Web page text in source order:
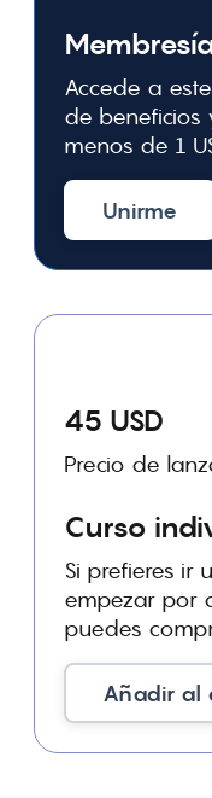
Accede a
de beneficios
menos de 1
Unirme
45 USD
Precio de
Curso
Si prefieres ir
empezar por
puedes
Añadir al